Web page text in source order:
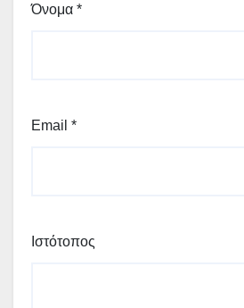
Όνομα *
Email *
Ιστότοπος